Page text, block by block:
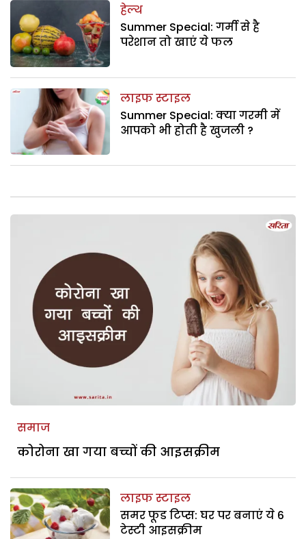
हेल्थ
Summer Special: गर्मी से है
परेशान तो खाएं ये फल
लाइफ स्टाइल
Summer Special: क्या गरमी में
आपको भी होती है खुजली ?
समाज
कोरोना खा गया बच्चों की आइसक्रीम
लाइफ स्टाइल
समर फूड टिप्स: घर पर बनाएं ये 6
टेस्टी आइसक्रीम